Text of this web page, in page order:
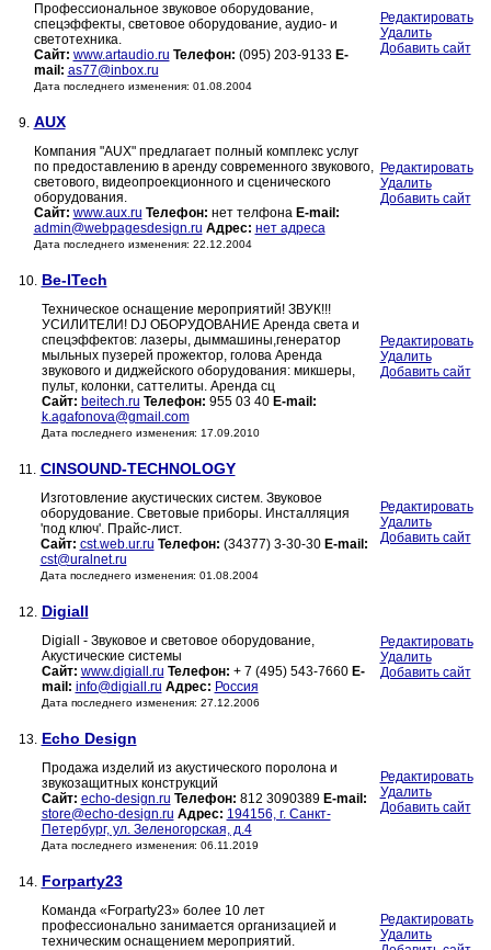
Профессиональное звуковое оборудование,
спецэффекты, световое оборудование, аудио- и
светотехника.
Сайт: www.artaudio.ru Телефон: (095) 203-9133 E-
mail: as77@inbox.ru
Дата последнего изменения: 01.08.2004
Редактировать
Удалить
Добавить сайт
9. AUX
Компания "AUX" предлагает полный комплекс услуг
по предоставлению в аренду современного звукового,
светового, видеопроекционного и сценического
оборудования.
Сайт: www.aux.ru Телефон: нет телфона E-mail:
admin@webpagesdesign.ru Адрес: нет адреса
Дата последнего изменения: 22.12.2004
Редактировать
Удалить
Добавить сайт
10. Be-ITech
Техническое оснащение мероприятий! ЗВУК!!!
УСИЛИТЕЛИ! DJ ОБОРУДОВАНИЕ Аренда света и
спецэффектов: лазеры, дыммашины,генератор
мыльных пузерей прожектор, голова Аренда
звукового и диджейского оборудования: микшеры,
пульт, колонки, саттелиты. Аренда сц
Сайт: beitech.ru Телефон: 955 03 40 E-mail:
k.agafonova@gmail.com
Дата последнего изменения: 17.09.2010
Редактировать
Удалить
Добавить сайт
11. CINSOUND-TECHNOLOGY
Изготовление акустических систем. Звуковое
оборудование. Световые приборы. Инсталляция
'под ключ'. Прайс-лист.
Сайт: cst.web.ur.ru Телефон: (34377) 3-30-30 E-mail:
cst@uralnet.ru
Дата последнего изменения: 01.08.2004
Редактировать
Удалить
Добавить сайт
12. Digiall
Digiall - Звуковое и световое оборудование,
Акустические системы
Сайт: www.digiall.ru Телефон: + 7 (495) 543-7660 E-
mail: info@digiall.ru Адрес: Россия
Дата последнего изменения: 27.12.2006
Редактировать
Удалить
Добавить сайт
13. Echo Design
Продажа изделий из акустического поролона и
звукозащитных конструкций
Сайт: echo-design.ru Телефон: 812 3090389 E-mail:
store@echo-design.ru Адрес: 194156, г. Санкт-
Петербург, ул. Зеленогорская, д.4
Дата последнего изменения: 06.11.2019
Редактировать
Удалить
Добавить сайт
14. Forparty23
Команда «Forparty23» более 10 лет
профессионально занимается организацией и
техническим оснащением мероприятий.
Редактировать
Удалить